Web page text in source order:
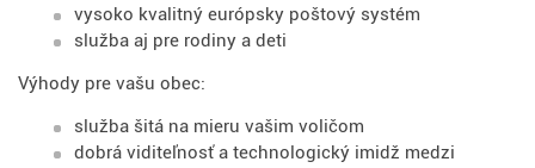
vysoko kvalitný európsky poštový systém
služba aj pre rodiny a deti
Výhody pre vašu obec:
služba šitá na mieru vašim voličom
dobrá viditeľnosť a technologický imidž medzi